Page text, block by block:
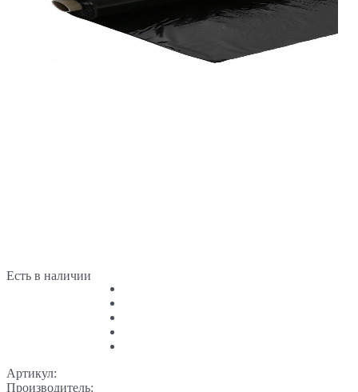
Есть в наличии
Артикул:
Производитель: